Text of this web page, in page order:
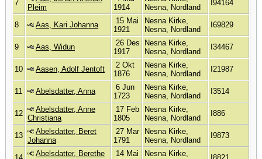
7
Pleim
1914
Nesna, Nordland
I94164
8 Aas, Kari Johanna
15 Mai
1921
Nesna Kirke,
Nesna, Nordland
I69829
9 Aas, Widun
26 Des
1917
Nesna Kirke,
Nesna, Nordland
I34467
10 Aasen, Adolf Jentoft
2 Okt
1876
Nesna Kirke,
Nesna, Nordland
I21987
11 Abelsdatter, Anna
6 Jun
1723
Nesna Kirke,
Nesna, Nordland
I3514
12
Abelsdatter, Anne
Christiana
17 Feb
1805
Nesna Kirke,
Nesna, Nordland
I886
13
Abelsdatter, Beret
Johanna
27 Mar
1791
Nesna Kirke,
Nesna, Nordland
I9873
Abelsdatter, Berethe
14 Mai
Nesna Kirke,